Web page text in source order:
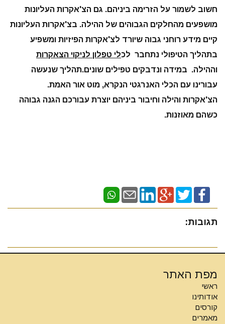
חשוב לשמור על הזרימה ביניהם. גם הצ'אקרות העליונות
מושפעים מהחלקים הגבוהים של ההילה. בצ'אקרות העליונות
קיים מידע רוחני גבוה שיורד לצ'אקרות הפיזיות ומשפיע
בתהליך הטיפולי נתחבר לכלי טפלון לניקוי הצאקרות
וההילה. במידה ונדבקים טפילים שונים.תהליך שנעשה
עבורינו עם הכלי האנרגטי הנקרא, מוט אור האמת.
הצ'אקרות והילה וחיבור ביניהם יוצרת עבורכם הגנה גבוהה
כשהם מאוזנות.
תגובות:
מפת האתר
ראשי
אודותינו
קורסים
מאמרים